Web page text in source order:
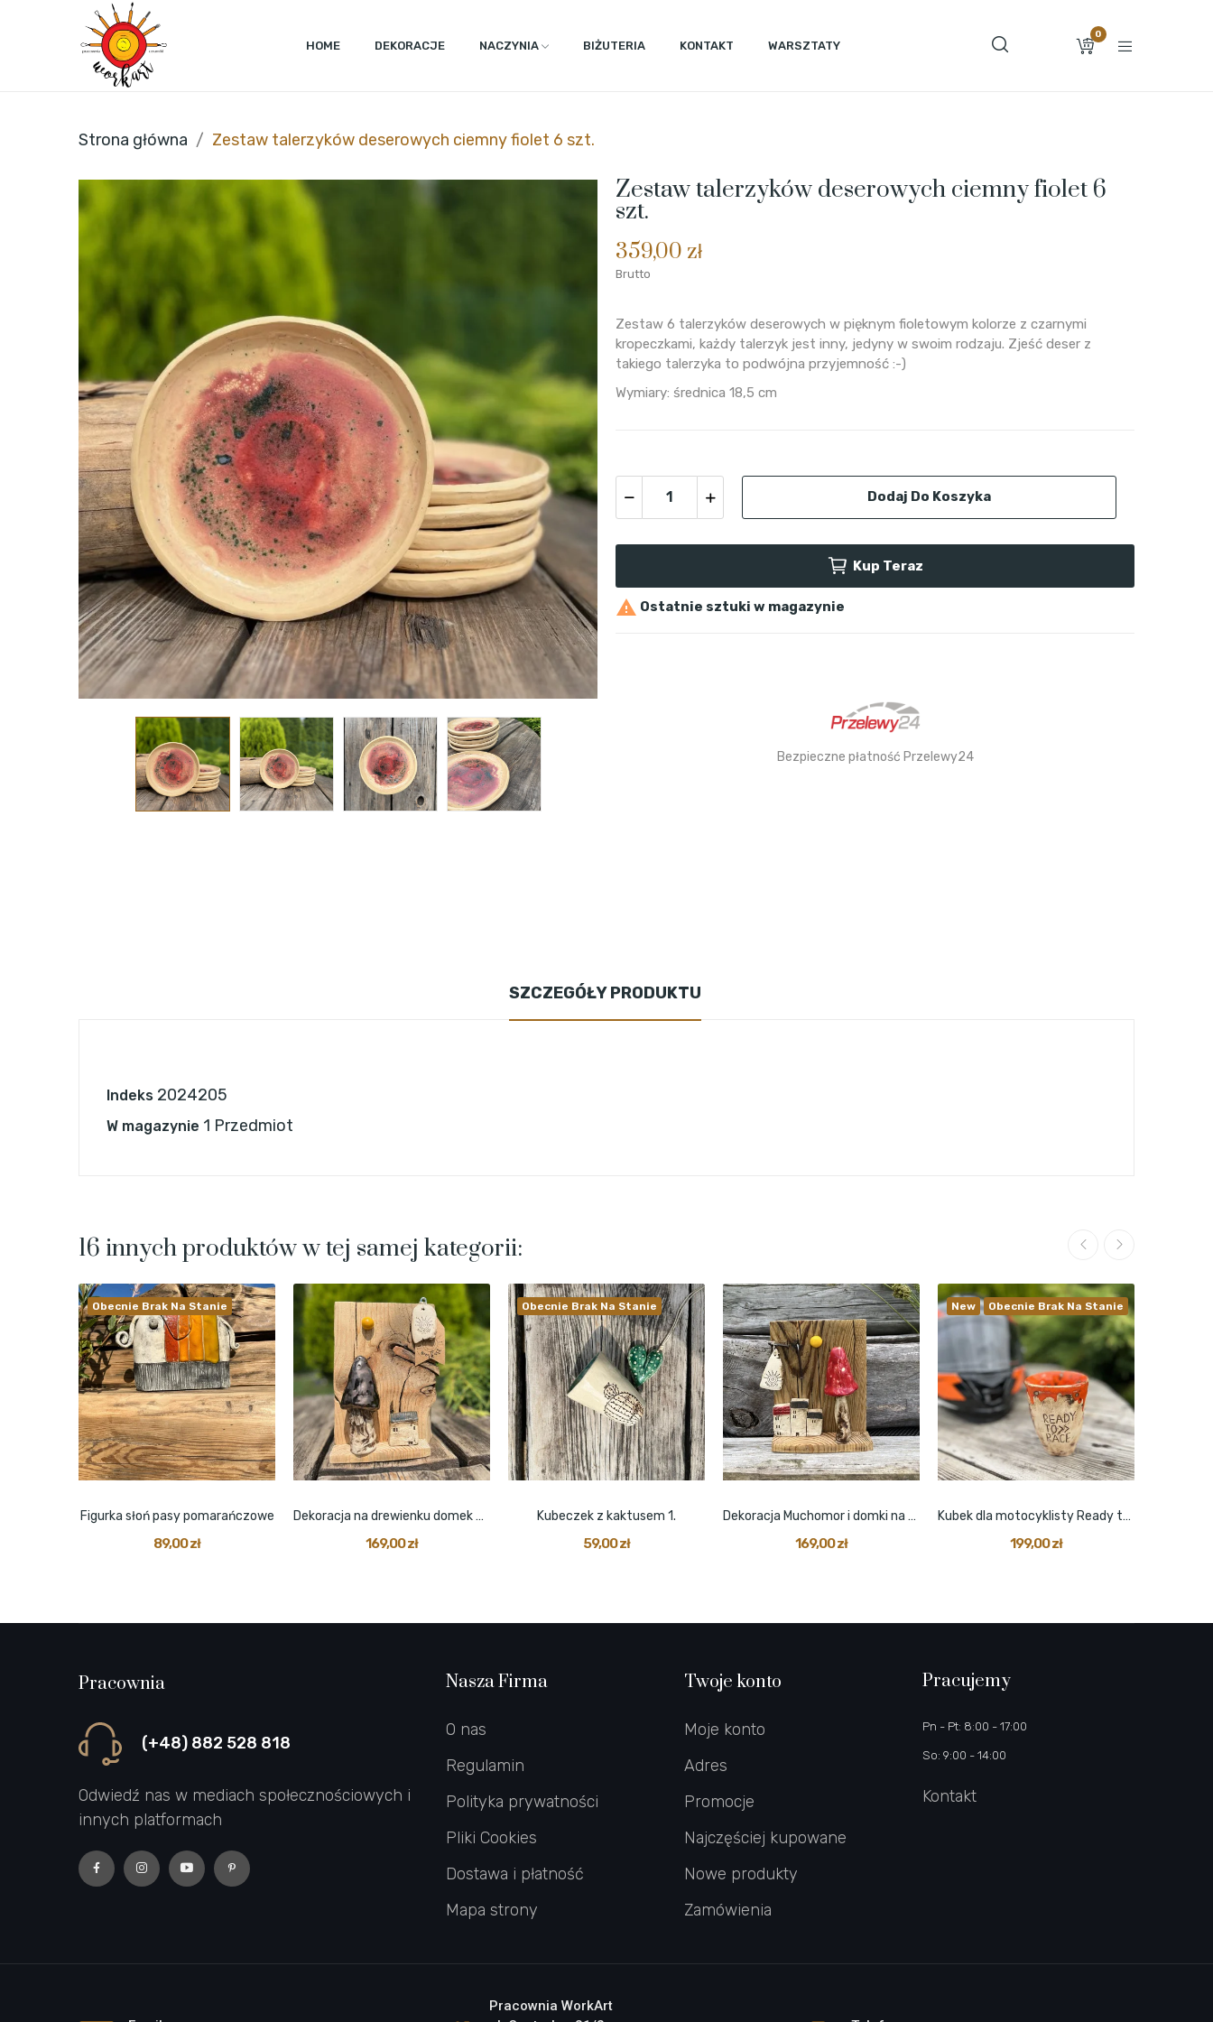
HOME DEKORACJE NACZYNIA BIŻUTERIA KONTAKT WARSZTATY
0
Strona główna Zestaw talerzyków deserowych ciemny fiolet 6 szt.
Zestaw talerzyków deserowych ciemny fiolet 6
szt.
359,00 zł
Brutto
Zestaw 6 talerzyków deserowych w pięknym fioletowym kolorze z czarnymi
kropeczkami, każdy talerzyk jest inny, jedyny w swoim rodzaju. Zjeść deser z
takiego talerzyka to podwójna przyjemność :-)
Wymiary: średnica 18,5 cm
Dodaj Do Koszyka
Kup Teraz
 Ostatnie sztuki w magazynie
Bezpieczne płatność Przelewy24
SZCZEGÓŁY PRODUKTU
Indeks 2024205
W magazynie 1 Przedmiot
16 innych produktów w tej samej kategorii:
Obecnie Brak Na Stanie
Figurka słoń pasy pomarańczowe
89,00 zł
Dekoracja na drewienku domek z grzybem czarny
169,00 zł
Obecnie Brak Na Stanie
Kubeczek z kaktusem 1.
59,00 zł
Dekoracja Muchomor i domki na drewienku duża
169,00 zł
New Obecnie Brak Na Stanie
Kubek dla motocyklisty Ready to race
199,00 zł
Pracownia
(+48) 882 528 818
Odwiedź nas w mediach społecznościowych i
innych platformach
Nasza Firma
O nas
Regulamin
Polityka prywatności
Pliki Cookies
Dostawa i płatność
Mapa strony
Twoje konto
Moje konto
Adres
Promocje
Najczęściej kupowane
Nowe produkty
Zamówienia
Pracujemy
Pn - Pt: 8:00 - 17:00
So: 9:00 - 14:00
Kontakt
Pracownia WorkArt